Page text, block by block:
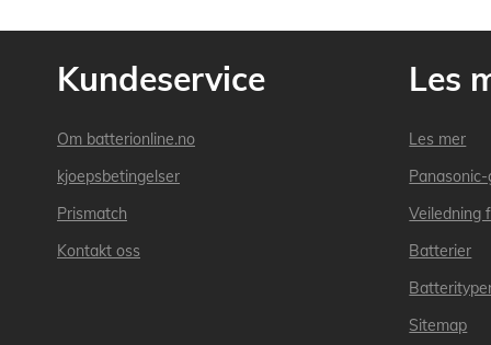
Kundeservice
Om batterionline.no
kjoepsbetingelser
Prismatch
Kontakt oss
Les
Les mer
Veiledning
Batterier
Sitemap